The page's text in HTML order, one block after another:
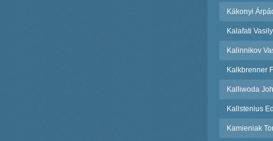
Kákonyi
Kalafati Vasily
Kalinnikov
Kalkbrenner
Kalliwoda
Kallstenius
Kamieniak